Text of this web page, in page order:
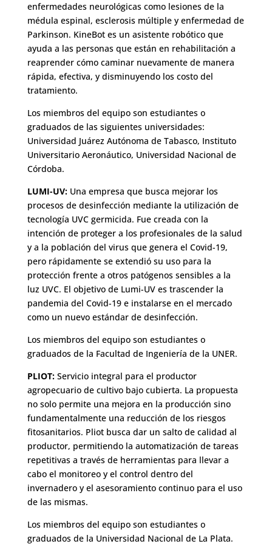
enfermedades neurológicas como lesiones de la
médula espinal, esclerosis múltiple y enfermedad de
Parkinson. KineBot es un asistente robótico que
ayuda a las personas que están en rehabilitación a
reaprender cómo caminar nuevamente de manera
rápida, efectiva, y disminuyendo los costo del
tratamiento.
Los miembros del equipo son estudiantes o
graduados de las siguientes universidades:
Universidad Juárez Autónoma de Tabasco, Instituto
Universitario Aeronáutico, Universidad Nacional de
Córdoba.
LUMI-UV:Una empresa que busca mejorar los
procesos de desinfección mediante la utilización de
tecnología UVC germicida. Fue creada con la
intención de proteger a los profesionales de la salud
y a la población del virus que genera el Covid-19,
pero rápidamente se extendió su uso para la
protección frente a otros patógenos sensibles a la
luz UVC. El objetivo de Lumi-UV es trascender la
pandemia del Covid-19 e instalarse en el mercado
como un nuevo estándar de desinfección.
Los miembros del equipo son estudiantes o
graduados de la Facultad de Ingeniería de la UNER.
PLIOT:Servicio integral para el productor
agropecuario de cultivo bajo cubierta. La propuesta
no solo permite una mejora en la producción sino
fundamentalmente una reducción de los riesgos
fitosanitarios. Pliot busca dar un salto de calidad al
productor, permitiendo la automatización de tareas
repetitivas a través de herramientas para llevar a
cabo el monitoreo y el control dentro del
invernadero y el asesoramiento continuo para el uso
de las mismas.
Los miembros del equipo son estudiantes o
graduados de la Universidad Nacional de La Plata.